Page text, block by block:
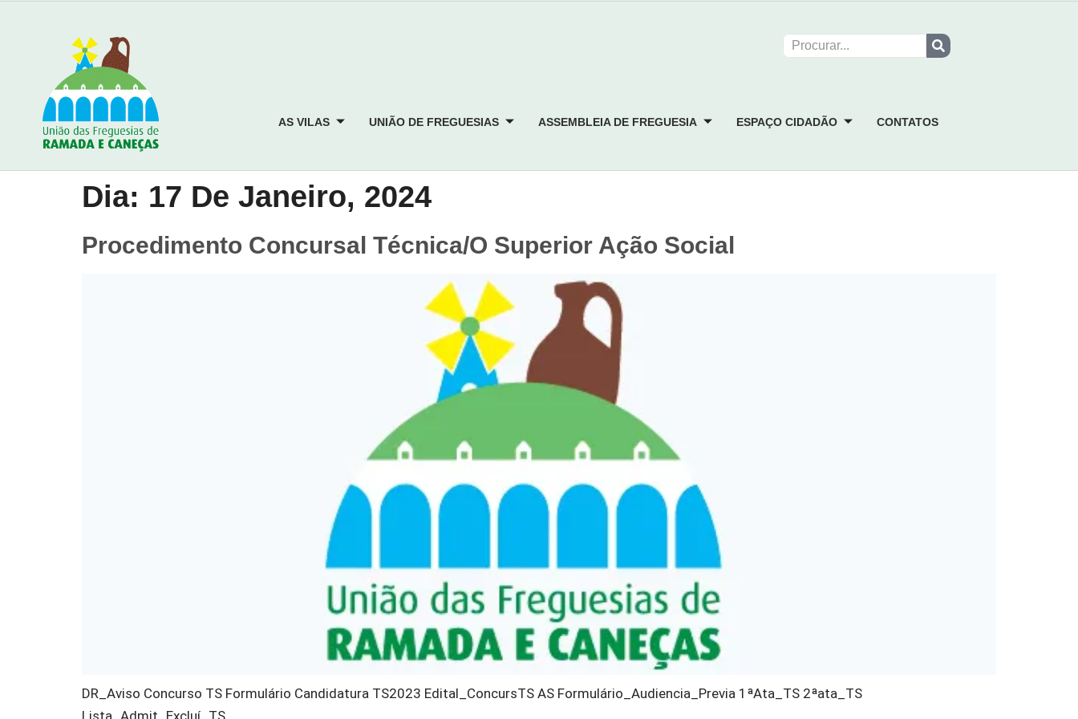
AS VILAS UNIÃO DE FREGUESIAS ASSEMBLEIA DE FREGUESIA ESPAÇO CIDADÃO CONTATOS
Dia: 17 De Janeiro, 2024
Procedimento Concursal Técnica/o Superior Ação Social
DR_Aviso Concurso TS Formulário Candidatura TS2023 Edital_ConcursTS AS Formulário_Audiencia_Previa 1ªAta_TS 2ªata_TS
Lista_Admit_Excluí_TS